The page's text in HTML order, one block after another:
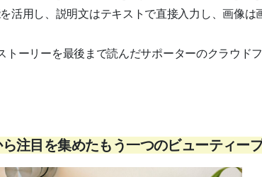
を活用し、説明文はテキストで直接入力し、画像
ーリーを最後まで読んだサポーターのクラウド
注目を集めたもう一つのビューティー